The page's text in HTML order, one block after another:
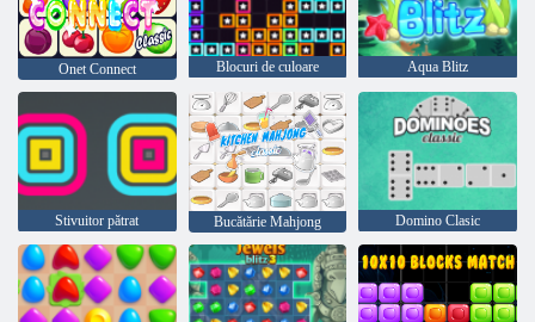
Onet Connect Blocuri de culoare Aqua Blitz
Stivuitor pătrat Bucătărie Mahjong Domino Clasic